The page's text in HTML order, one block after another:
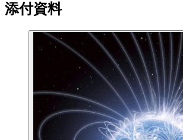
添付資料